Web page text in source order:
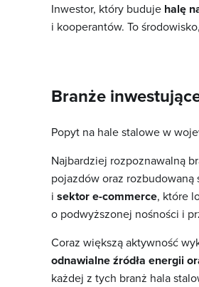
Inwestor, który buduje halę
i kooperantów. To
Branże
Popyt na hale stalowe w
Najbardziej rozpoznawalną
pojazdów oraz
i sektor e-commerce, które
o podwyższonej nośności i
Coraz większą aktywność
odnawialne źródła energii
każdej z tych branż hala